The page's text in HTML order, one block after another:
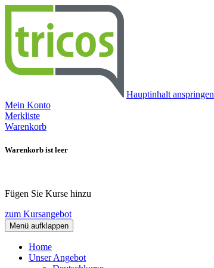
Hauptinhalt anspringen
Mein Konto
Merkliste
Warenkorb
Warenkorb ist leer
Fügen Sie Kurse hinzu
zum Kursangebot
Menü aufklappen
Home
Unser Angebot